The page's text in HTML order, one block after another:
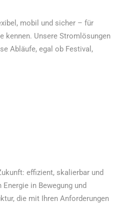
mobil und sicher – für
kennen. Unsere Stromlösungen
Abläufe, egal ob Festival,
effizient, skalierbar und
in Bewegung und
die mit Ihren Anforderungen